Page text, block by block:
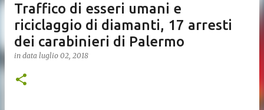
Traffico di esseri umani e
riciclaggio di diamanti, 17 arresti
dei carabinieri di Palermo
in data luglio 02, 2018